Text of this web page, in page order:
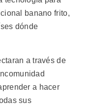
banano frito,
dónde
a través de
a hacer
sus